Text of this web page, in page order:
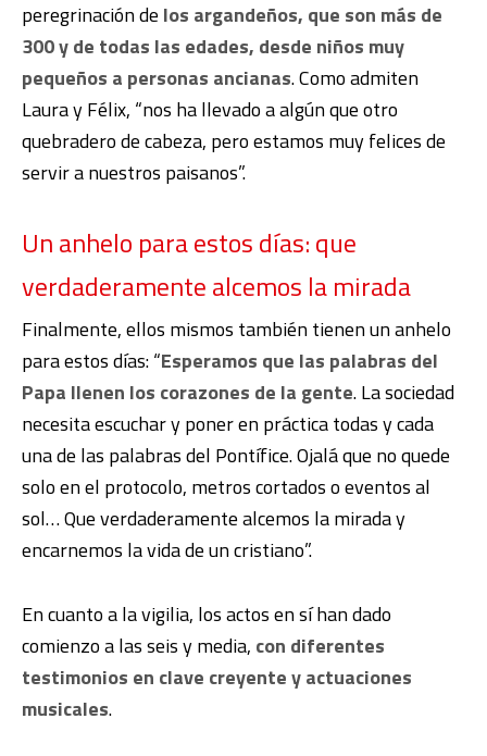
peregrinación de los argandeños, que son más de
300 y de todas las edades, desde niños muy
pequeños a personas ancianas. Como admiten
Laura y Félix, “nos ha llevado a algún que otro
quebradero de cabeza, pero estamos muy felices de
servir a nuestros paisanos”.
Un anhelo para estos días: que
verdaderamente alcemos la mirada
Finalmente, ellos mismos también tienen un anhelo
para estos días: “Esperamos que las palabras del
Papa llenen los corazones de la gente. La sociedad
necesita escuchar y poner en práctica todas y cada
una de las palabras del Pontífice. Ojalá que no quede
solo en el protocolo, metros cortados o eventos al
sol… Que verdaderamente alcemos la mirada y
encarnemos la vida de un cristiano”.
En cuanto a la vigilia, los actos en sí han dado
comienzo a las seis y media, con diferentes
testimonios en clave creyente y actuaciones
musicales.